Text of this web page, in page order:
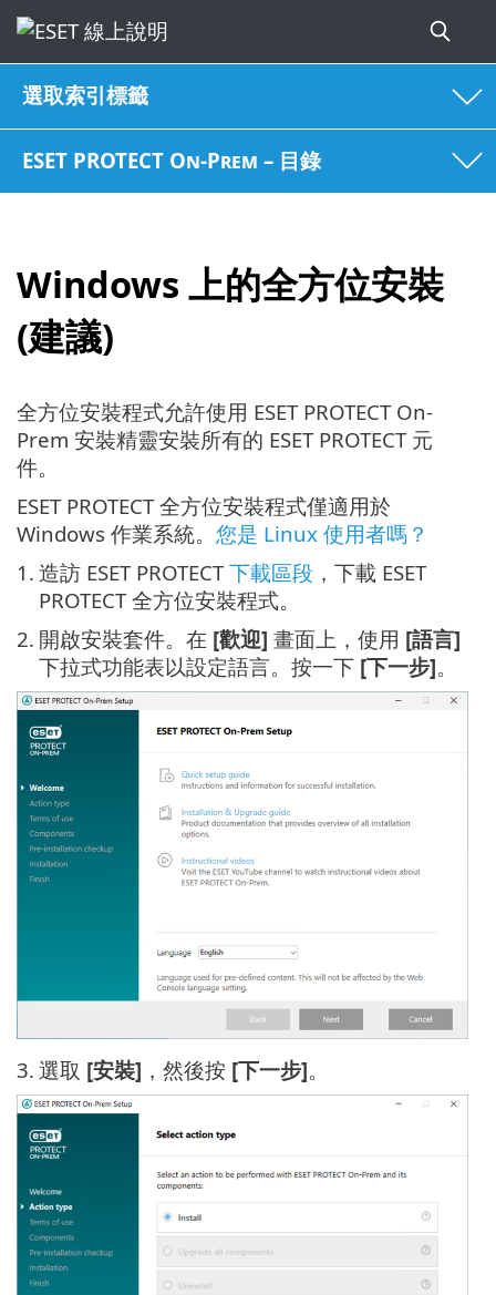
選取索引標籤
ESET PROTECT On-Prem – 目錄
Windows 上的全方位安裝
(建議)
全方位安裝程式允許使用 ESET PROTECT On-
Prem 安裝精靈安裝所有的 ESET PROTECT 元
件。
ESET PROTECT 全方位安裝程式僅適用於
Windows 作業系統。 您是 Linux 使用者嗎？
1. 造訪 ESET PROTECT下載區段 ，下載 ESET
PROTECT 全方位安裝程式。
2. 開啟安裝套件。在 [歡迎] 畫面上，使用 [語言]
下拉式功能表以設定語言。按一下 [下一步]。
3. 選取 [安裝] ，然後按 [下一步]。